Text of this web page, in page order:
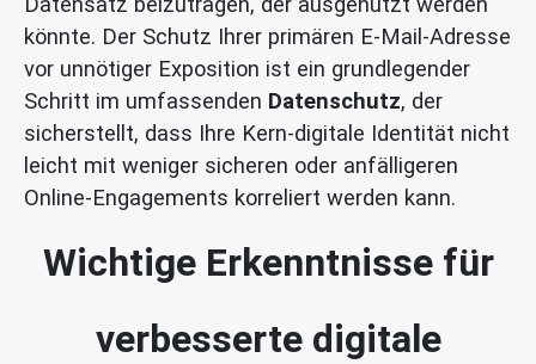
könnte. Der Schutz Ihrer primären E-Mail-Adresse
vor unnötiger Exposition ist ein grundlegender
Schritt im umfassenden Datenschutz, der
sicherstellt, dass Ihre Kern-digitale Identität nicht
leicht mit weniger sicheren oder anfälligeren
Online-Engagements korreliert werden kann.
Wichtige Erkenntnisse für
verbesserte digitale